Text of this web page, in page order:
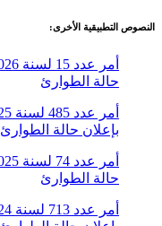
النصوص التطبيقية الأخرى:
حالة الطوارئ
بإعلان حالة الطوارئ
حالة الطوارئ